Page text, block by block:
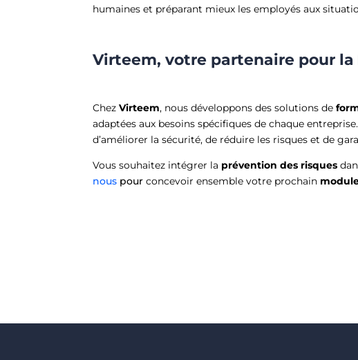
humaines et préparant mieux les employés aux
Virteem, votre partenaire pour
ChezVirteem, nous développons des solutions de
adaptées aux besoins spécifiques de chaque
d’améliorer la sécurité, de réduire les risques et de
Vous souhaitez intégrer la prévention des risques
nous pourconcevoir ensemble votre prochain